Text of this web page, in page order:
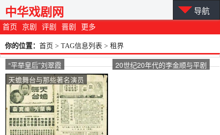
首页 京剧 评剧 晋剧 更多
中华戏剧网 导航
你的位置： 首页 > TAG信息列表 > 租界
“平举皇后”刘翠霞
20世纪20年代的李金顺与平剧
天蟾舞台与那些著名演员